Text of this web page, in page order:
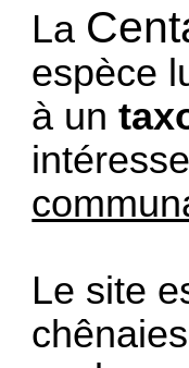
La
espèce
à un
Le site